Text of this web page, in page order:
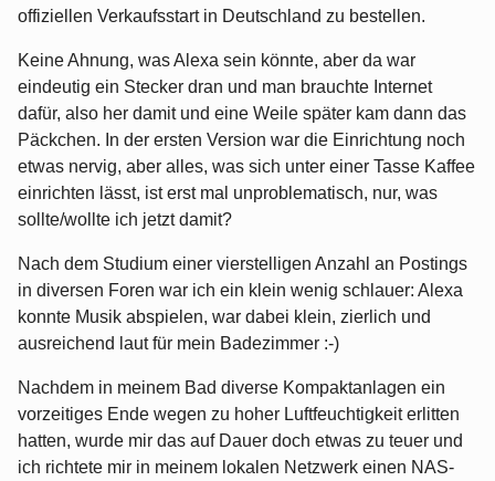
offiziellen Verkaufsstart in Deutschland zu bestellen.
Keine Ahnung, was Alexa sein könnte, aber da war
eindeutig ein Stecker dran und man brauchte Internet
dafür, also her damit und eine Weile später kam dann das
Päckchen. In der ersten Version war die Einrichtung noch
etwas nervig, aber alles, was sich unter einer Tasse Kaffee
einrichten lässt, ist erst mal unproblematisch, nur, was
sollte/wollte ich jetzt damit?
Nach dem Studium einer vierstelligen Anzahl an Postings
in diversen Foren war ich ein klein wenig schlauer: Alexa
konnte Musik abspielen, war dabei klein, zierlich und
ausreichend laut für mein Badezimmer :-)
Nachdem in meinem Bad diverse Kompaktanlagen ein
vorzeitiges Ende wegen zu hoher Luftfeuchtigkeit erlitten
hatten, wurde mir das auf Dauer doch etwas zu teuer und
ich richtete mir in meinem lokalen Netzwerk einen NAS-